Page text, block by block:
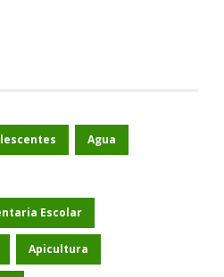
Agua
Escolar
Apicultura